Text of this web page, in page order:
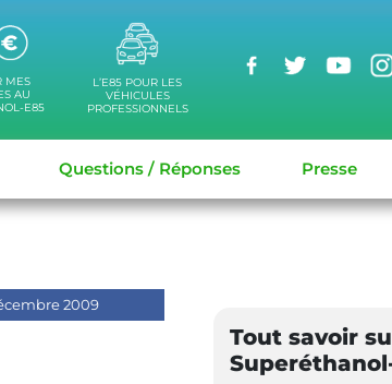
MES
AU
E85
L’E85 POUR LES
VÉHICULES
PROFESSIONNELS
Questions / Réponses Presse
2009
Tout savoir